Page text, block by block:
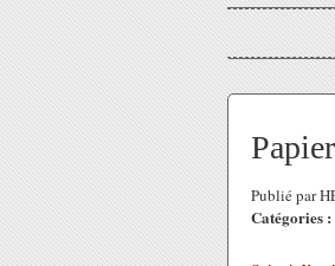
Publié par
Catégories :